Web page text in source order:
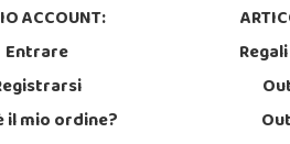
ACCOUNT:
Entrare
il mio ordine?